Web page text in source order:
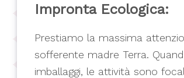
Impronta Ecologica:
Prestiamo la massima
sofferente madre Terra.
imballaggi, le attività sono